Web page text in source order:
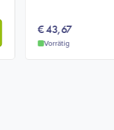
€43,67
Vorrätig